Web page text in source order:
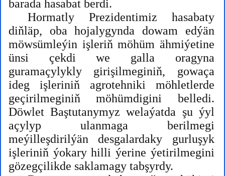
barada hasabat berdi.
Hormatly Prezidentimiz hasabaty
diňläp, oba hojalygynda dowam edýän
möwsümleýin işleriň möhüm ähmiýetine
ünsi çekdi we galla oragyna
guramaçylykly girişilmeginiň, gowaça
ideg işleriniň agrotehniki möhletlerde
geçirilmeginiň möhümdigini belledi.
Döwlet Baştutanymyz welaýatda şu ýyl
açylyp ulanmaga berilmegi
meýilleşdirilýän desgalardaky gurluşyk
işleriniň ýokary hilli ýerine ýetirilmegini
gözegçilikde saklamagy tabşyrdy.